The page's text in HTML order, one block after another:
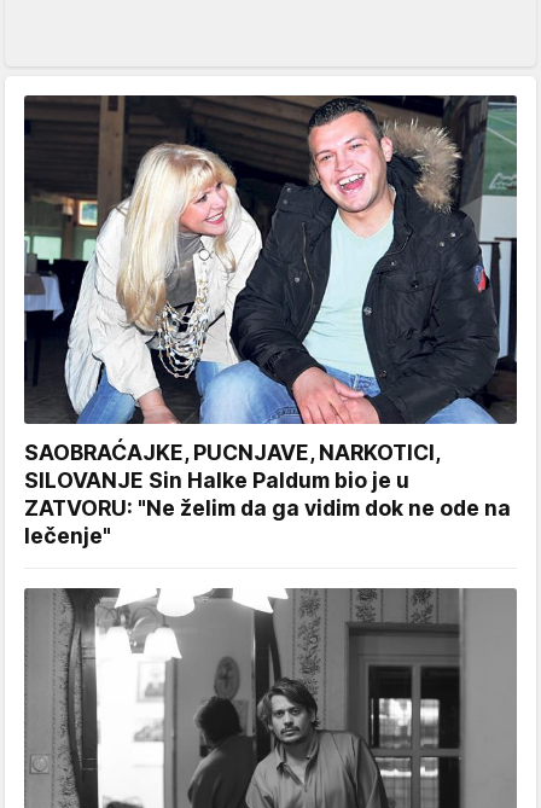
SAOBRAĆAJKE, PUCNJAVE, NARKOTICI,
SILOVANJE Sin Halke Paldum bio je u
ZATVORU: "Ne želim da ga vidim dok ne ode na
lečenje"